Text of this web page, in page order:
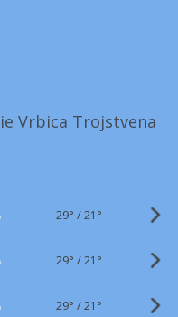
Vrbica Trojstvena
29° /21°
29° /21°
29° /21°